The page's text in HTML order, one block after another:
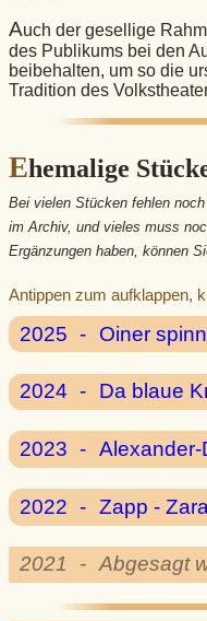
Auch der gesellige
des Publikums bei den
beibehalten, um so die
Tradition des
Ehemalige
Bei vielen Stücken fehlen
im Archiv, und vieles muss
Ergänzungen haben, können
zum aufklappen,
2025 - Oiner
2024 - Da blaue
2023 -
2022 - Zapp -
2021 - Abgesagt